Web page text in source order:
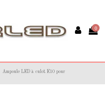
0
Ampoule LED à culot E10 pour